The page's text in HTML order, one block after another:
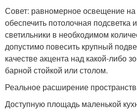
Совет: равномерное освещение на
обеспечить потолочная подсветка
светильники в необходимом
допустимо повесить крупный
качестве акцента над какой-либо
барной стойкой или столом.
Реальное расширение
Доступную площадь маленькой